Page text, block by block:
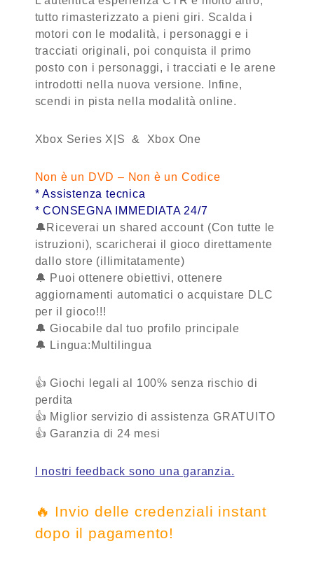
tutto rimasterizzato a pieni giri. Scalda i
motori con le modalità, i personaggi e i
tracciati originali, poi conquista il primo
posto con i personaggi, i tracciati e le arene
introdotti nella nuova versione. Infine,
scendi in pista nella modalità online.
Xbox Series X|S & Xbox One
Non è un DVD – Non è un Codice
* Assistenza tecnica
* CONSEGNA IMMEDIATA 24/7
🔔Riceverai un shared account (Con tutte le
istruzioni), scaricherai il gioco direttamente
dallo store (illimitatamente)
🔔 Puoi ottenere obiettivi, ottenere
aggiornamenti automatici o acquistare DLC
per il gioco!!!
🔔 Giocabile dal tuo profilo principale
🔔 Lingua:Multilingua
👍 Giochi legali al 100% senza rischio di
perdita
👍 Miglior servizio di assistenzaGRATUITO
👍 Garanzia di 24 mesi
I nostri feedback sono una garanzia.
🔥 Invio delle credenziali instant
dopo il pagamento!